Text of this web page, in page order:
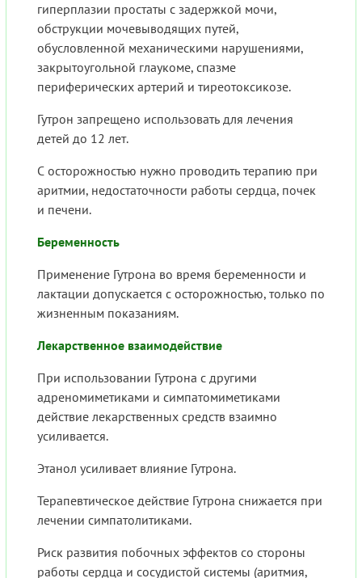
гиперплазии простаты с задержкой мочи,
обструкции мочевыводящих путей,
обусловленной механическими нарушениями,
закрытоугольной глаукоме, спазме
периферических артерий и тиреотоксикозе.
Гутрон запрещено использовать для лечения
детей до 12 лет.
С осторожностью нужно проводить терапию при
аритмии, недостаточности работы сердца, почек
и печени.
Беременность
Применение Гутрона во время беременности и
лактации допускается с осторожностью, только по
жизненным показаниям.
Лекарственное взаимодействие
При использовании Гутрона с другими
адреномиметиками и симпатомиметиками
действие лекарственных средств взаимно
усиливается.
Этанол усиливает влияние Гутрона.
Терапевтическое действие Гутрона снижается при
лечении симпатолитиками.
Риск развития побочных эффектов со стороны
работы сердца и сосудистой системы (аритмия,